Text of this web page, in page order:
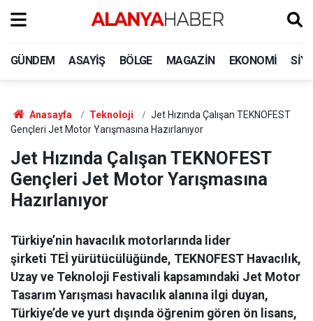
GÜNDEM ASAYIŞ BÖLGE MAGAZIN EKONOMI
Anasayfa Teknoloji
Jet Hızında Çalışan TEKNOFEST
Gençleri Jet Motor Yarışmasına Hazırlanıyor
Jet Hızında Çalışan TEKNOFEST
Gençleri Jet Motor Yarışmasına
Hazırlanıyor
Türkiye’nin havacılık motorlarında lider
şirketi TEİ yürütücülüğünde, TEKNOFEST Havacılık,
Uzay ve Teknoloji Festivali kapsamındaki Jet Motor
Tasarım Yarışması havacılık alanına ilgi duyan,
Türkiye’de ve yurt dışında öğrenim gören ön lisans,